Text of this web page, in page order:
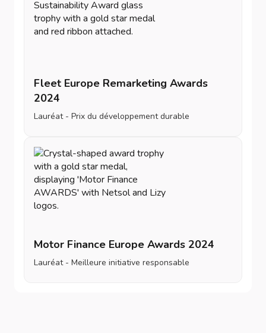
Fleet Europe Remarketing Awards
2024
Lauréat - Prix du développement durable
Motor Finance Europe Awards 2024
Lauréat - Meilleure initiative responsable